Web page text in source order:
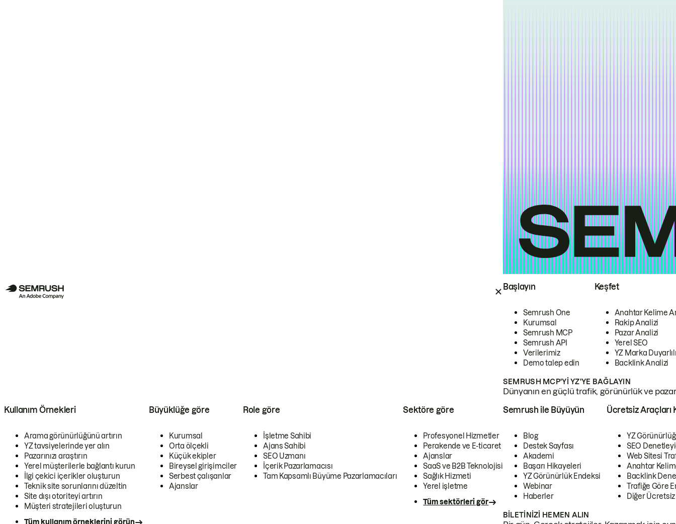
Başlayın
Semrush One
Kurumsal
Semrush MCP
Semrush API
Verilerimiz
Demo talep edin
Keşfet
Anahtar Kelime
Rakip Analizi
Pazar Analizi
Yerel SEO
YZ Marka
Backlink Analizi
SEMRUSH MCP'YI YZ'YE BAĞLAYIN
Dünyanın en güçlü trafik, görünürlük ve
Kullanım Örnekleri
Arama görünürlüğünü artırın
YZ tavsiyelerinde yer alın
Pazarınızı araştırın
Yerel müşterilerle bağlantı kurun
İlgi çekici içerikler oluşturun
Teknik site sorunlarını düzeltin
Site dışı otoriteyi artırın
Müşteri stratejileri oluşturun
Tüm kullanım örneklerini görün
Büyüklüğe göre
Kurumsal
Orta ölçekli
Küçük ekipler
Bireysel girişimciler
Serbest çalışanlar
Ajanslar
Role göre
İşletme Sahibi
Ajans Sahibi
SEO Uzmanı
İçerik Pazarlamacısı
Tam Kapsamlı Büyüme Pazarlamacıları
Sektöre göre
Profesyonel Hizmetler
Perakende ve E-ticaret
Ajanslar
SaaS ve B2B Teknolojisi
Sağlık Hizmeti
Yerel işletme
Tüm sektörleri gör
Semrush ile Büyüyün
Blog
Destek Sayfası
Akademi
Başarı Hikayeleri
YZ Görünürlük Endeksi
Webinar
Haberler
Ücretsiz Araçları
YZ
SEO
Web Sitesi
Anahtar
Backlink
Trafiğe Göre
Diğer
BILETINIZI HEMEN ALIN